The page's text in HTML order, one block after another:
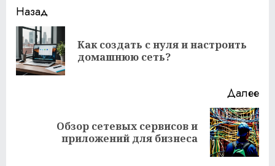
Продолжить
чтение
Назад
Как создать с нуля и настроить
домашнюю сеть?
Далее
СледующаяОбзор сетевых сервисов и
приложений для бизнеса